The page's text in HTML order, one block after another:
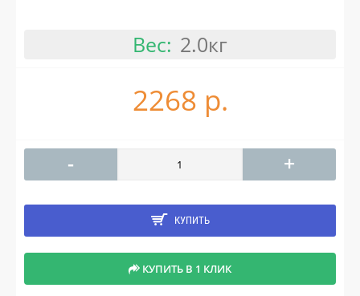
Вес: 2.0кг
2268 р.
- +
КУПИТЬ
КУПИТЬ В 1 КЛИК